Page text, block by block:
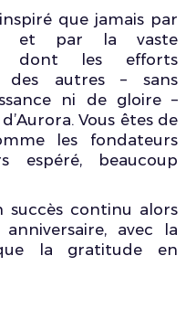
que jamais par
et par la vaste
dont les efforts
des autres – sans
ni de gloire –
Vous êtes de
les fondateurs
espéré, beaucoup
succès continu alors
anniversaire, avec la
la gratitude en